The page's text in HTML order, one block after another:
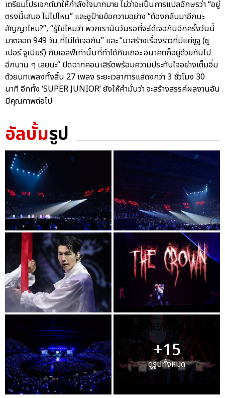
เตรียมโปรเจกต์มาให้กำลังใจมากมาย ไม่ว่าจะเป็นการแปลอักษรว่า “อยู่
ตรงนี้เสมอ ไม่ไปไหน” และชูป้ายข้อความอย่าง “ต้องกลับมาอีกนะ
สัญญาไหม?”, “รู้ใช่ไหมว่า พวกเรานับวันรอที่จะได้เจอกันอีกครั้งวันนี้
มาตลอด 949 วัน ที่ไม่ได้เจอกัน” และ “มาสร้างเรื่องราวที่มีแค่ซูจู (ซู
เปอร์ จูเนียร์) กับเอลฟ์เท่านั้นที่ทำได้กันเถอะ อนาคตก็อยู่ด้วยกันไป
อีกนาน ๆ เลยนะ” ปิดฉากคอนเสิร์ตพร้อมความประทับใจอย่างเต็มอิ่ม
ด้วยบทเพลงทั้งสิ้น 27 เพลง ระยะเวลาการแสดงกว่า 3 ชั่วโมง 30
นาที อีกทั้ง ‘SUPER JUNIOR’ ยังให้คำมั่นว่า จะสร้างสรรค์ผลงานอัน
มีคุณภาพต่อไป
อัลบั้มรูป
+15
ดูรูปทั้งหมด